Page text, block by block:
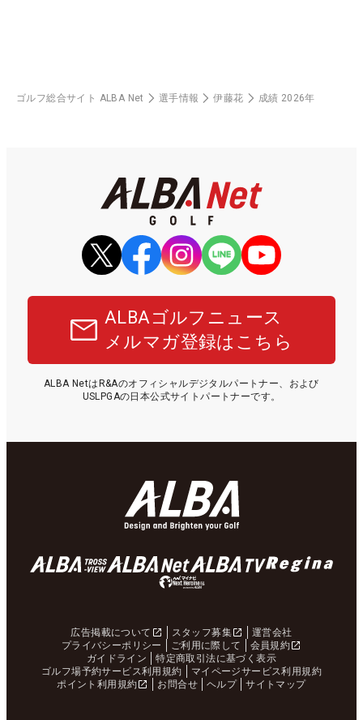
ゴルフ総合サイト ALBA Net 選手情報 伊藤花 成績 2026年
ALBAゴルフニュース
メルマガ登録はこちら
ALBA NetはR&Aのオフィシャルデジタルパートナー、および
USLPGAの日本公式サイトパートナーです。
広告掲載について スタッフ募集
運営会社
プライバシーポリシー
ご利用に際して
会員規約
ガイドライン
特定商取引法に基づく表示
ゴルフ場予約サービス利用規約
マイページサービス利用規約
ポイント利用規約
お問合せ ヘルプ サイトマップ